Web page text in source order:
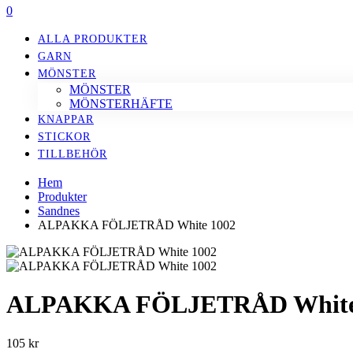
0
ALLA PRODUKTER
GARN
MÖNSTER
MÖNSTER
MÖNSTERHÄFTE
KNAPPAR
STICKOR
TILLBEHÖR
Hem
Produkter
Sandnes
ALPAKKA FÖLJETRÅD White 1002
ALPAKKA FÖLJETRÅD
105 kr